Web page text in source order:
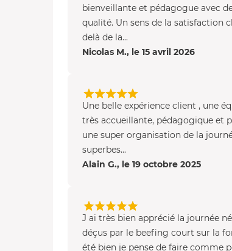
bienveillante et pédagogue avec
qualité. Un sens de la satisfaction
delà de la...
Nicolas M., le 15 avril 2026
Une belle expérience client , une
très accueillante, pédagogique et
une super organisation de la
superbes...
Alain G., le 19 octobre 2025
J ai très bien apprécié la journée
déçus par le beefing court sur la
été bien je pense de faire comme